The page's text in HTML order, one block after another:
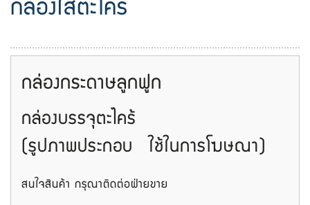
กล่องใส่ตะไคร้
กล่องกระดาษลูกฟูก
กล่องบรรจุตะไคร้
(รูปภาพประกอบ ใช้ในการโฆษณา)
สนใจสินค้า กรุณาติดต่อฝ่ายขาย